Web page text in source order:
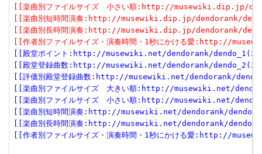
[[楽曲別ファイルサイズ　小さい順:http://musewiki.dip.jp/
[[楽曲別短時間演奏:http://musewiki.dip.jp/dendorank/
[[楽曲別長時間演奏:http://musewiki.dip.jp/dendorank/
[[作者別ファイルサイズ・演奏時間・1秒にかける愛:http://
[[殿堂ポイント:http://musewiki.net/dendorank/
[[殿堂登録曲数:http://musewiki.net/dendorank/
[[評価別殿堂登録曲数:http://musewiki.net/dendorank/
[[楽曲別ファイルサイズ　大きい順:http://musewiki.net/
[[楽曲別ファイルサイズ　小さい順:http://musewiki.net/
[[楽曲別短時間演奏:http://musewiki.net/dendorank/
[[楽曲別長時間演奏:http://musewiki.net/dendorank/
[[作者別ファイルサイズ・演奏時間・1秒にかける愛:http://